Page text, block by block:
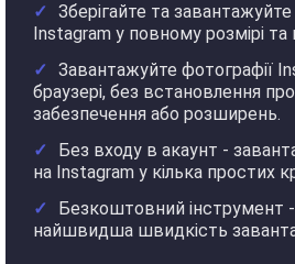
Зберігайте та завантажуйте
Instagram у повному розмірі та
Завантажуйте фотографії
браузері, без встановлення
забезпечення або розширень.
Без входу в акаунт -
на Instagram у кілька простих
Безкоштовний інструмент -
найшвидша швидкість